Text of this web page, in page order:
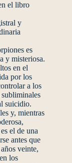
el libro
y
es
y misteriosa.
en el
por los
a los
suicidio.
y, mientras
el de una
antes que
veinte,
los